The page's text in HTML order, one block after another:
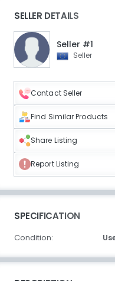
SELLER DETAILS
Seller #1
Seller
Contact Seller
Find Similar Products
Share Listing
Report Listing
SPECIFICATION
Condition: